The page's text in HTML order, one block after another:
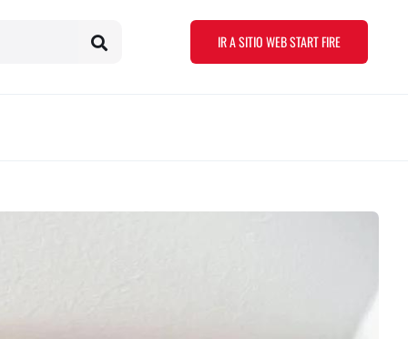
IR A SITIO WEB START FIRE